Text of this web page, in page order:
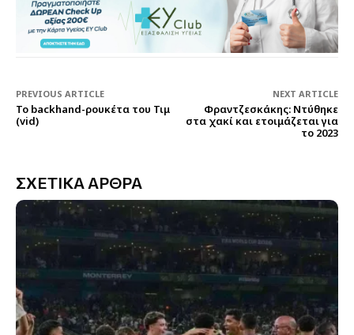
PREVIOUS ARTICLE
Το backhand-ρουκέτα του Τιμ
(vid)
NEXT ARTICLE
Φραντζεσκάκης: Ντύθηκε
στα χακί και ετοιμάζεται για
το 2023
ΣΧΕΤΙΚΑ ΑΡΘΡΑ